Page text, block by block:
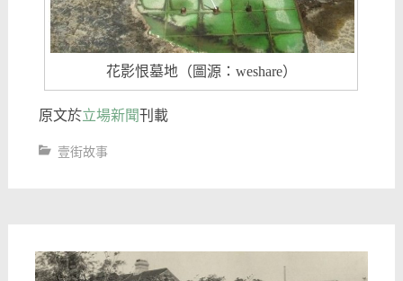
花影恨墓地（圖源：weshare）
原文於立場新聞刊載
壹街故事